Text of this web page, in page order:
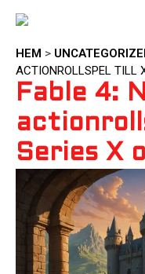
HEM >
ACTIONROLLSPEL TILL
Fable 4:
Series X